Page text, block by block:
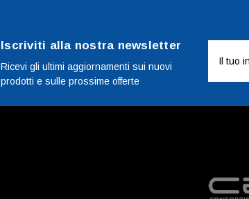
Iscriviti alla nostra newsletter
Ricevi gli ultimi aggiornamenti sui nuovi
prodotti e sulle prossime offerte
mail